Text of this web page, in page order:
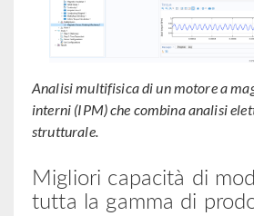
Analisi multifisica di un motore a
interni (IPM) che combina analisi
strutturale.
Migliori capacità di
tutta la gamma di